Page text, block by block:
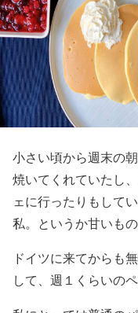
小さい頃から週末の
焼いてくれていたし
ェに行ったりもして
私。というか甘いもの
ドイツに来てからも
して、週１くらいの